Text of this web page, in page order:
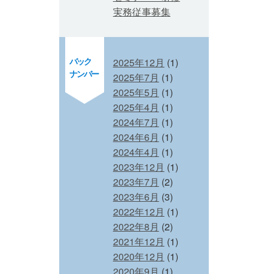
実務従事募集
バック
ナンバー
2025年12月 (1)
2025年7月 (1)
2025年5月 (1)
2025年4月 (1)
2024年7月 (1)
2024年6月 (1)
2024年4月 (1)
2023年12月 (1)
2023年7月 (2)
2023年6月 (3)
2022年12月 (1)
2022年8月 (2)
2021年12月 (1)
2020年12月 (1)